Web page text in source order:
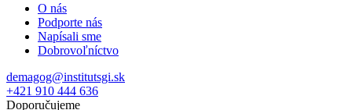
O nás
Podporte nás
Napísali sme
Dobrovoľníctvo
demagog@institutsgi.sk
+421 910 444 636
Doporučujeme